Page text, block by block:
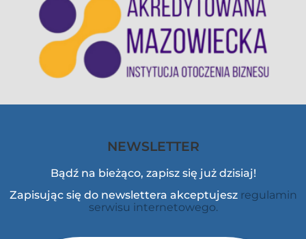
NEWSLETTER
Bądź na bieżąco, zapisz się już dzisiaj!
Zapisując się do newslettera akceptujesz regulamin
serwisu internetowego.